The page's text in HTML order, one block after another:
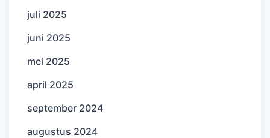
juli 2025
juni 2025
mei 2025
april 2025
september 2024
augustus 2024